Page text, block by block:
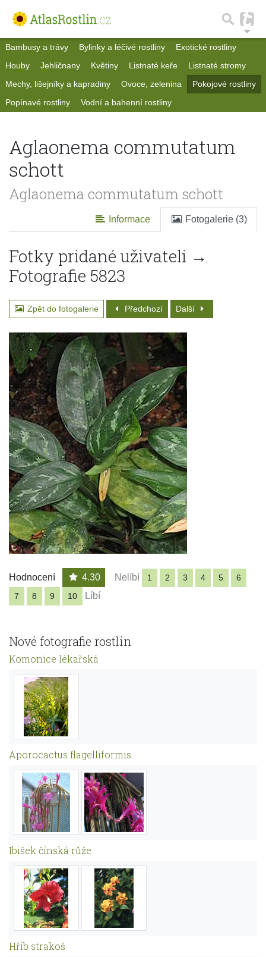
Bambusy a trávy Bylinky a léčivé rostliny
Exotické rostliny
Houby
Jehličnany Květiny Listnaté keře
Listnaté stromy
Mechy, lišejníky a kapradiny
Ovoce, zelenina
Pokojové rostliny
Popínavé rostliny
Vodní a bahenní rostliny
Aglaonema commutatum
schott
Aglaonema commutatum schott
Informace Fotogalerie (3)
Fotky pridané uživateli →
Fotografie 5823
Zpět do fotogalerie Předchozí Další
Hodnocení 4.30 Nelíbí 1 2 3 4 5
6
7
8 9 10 Líbí
Nové fotografie rostlin
Komonice lékařská
Aporocactus flagelliformis
Ibišek čínská růže
Hřib strakoš